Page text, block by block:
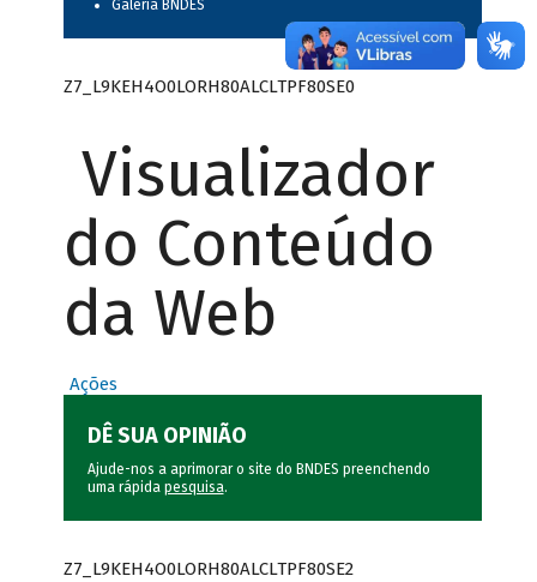
Galeria BNDES
Z7_L9KEH4O0LORH80ALCLTPF80SE0
Visualizador
do Conteúdo
da Web
Ações
DÊ SUA OPINIÃO
Ajude-nos a aprimorar o site do BNDES preenchendo
uma rápida pesquisa.
Z7_L9KEH4O0LORH80ALCLTPF80SE2